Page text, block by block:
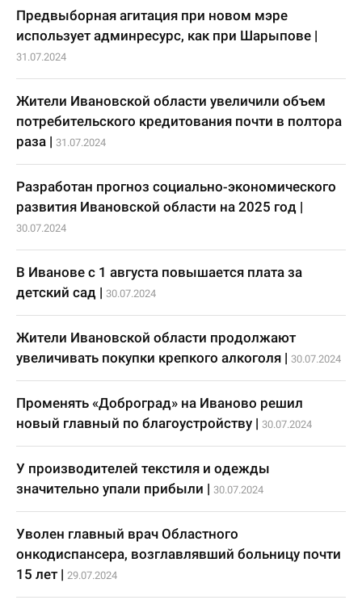
Предвыборная агитация при новом мэре
использует админресурс, как при Шарыпове |
31.07.2024
Жители Ивановской области увеличили объем
потребительского кредитования почти в полтора
раза | 31.07.2024
Разработан прогноз социально-экономического
развития Ивановской области на 2025 год |
30.07.2024
В Иванове с 1 августа повышается плата за
детский сад | 30.07.2024
Жители Ивановской области продолжают
увеличивать покупки крепкого алкоголя | 30.07.2024
Променять «Доброград» на Иваново решил
новый главный по благоустройству | 30.07.2024
У производителей текстиля и одежды
значительно упали прибыли | 30.07.2024
Уволен главный врач Областного
онкодиспансера, возглавлявший больницу почти
15 лет| 29.07.2024